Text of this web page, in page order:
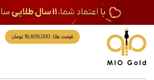
قیمت طلا: 18,609,000 تومان